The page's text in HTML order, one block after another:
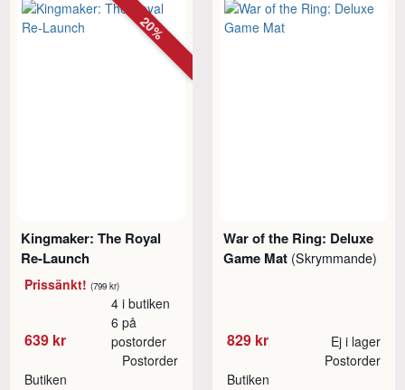
Kingmaker: The Royal
Re-Launch
Prissänkt! (799 kr)
639 kr
4 i butiken
6 på
postorder
Butiken
Postorder
20%
War of the Ring: Deluxe
Game Mat (Skrymmande)
829 kr Ej i lager
Butiken
Postorder